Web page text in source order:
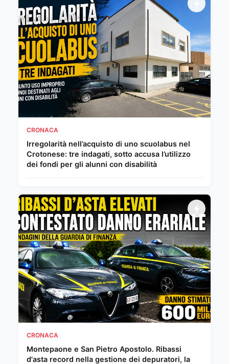
CRONACA
Irregolarità nell’acquisto di uno scuolabus nel
Crotonese: tre indagati, sotto accusa l’utilizzo
dei fondi per gli alunni con disabilità
CRONACA
Montepaone e San Pietro Apostolo. Ribassi
d'asta record nella gestione dei depuratori, la